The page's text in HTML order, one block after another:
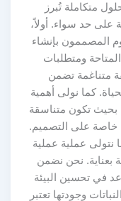
متكاملة تُبرز
على حد سواء. أولاً،
المصممون بإنشاء
ومتطلبات
متناغمة تضمن
كما نولى أهمية
بحيث تكون متناسقة
خاصة على التصميم.
نتولى عملية عملية
بعناية. نحن نضمن
في تحسين البيئة
وجودتها تعتبر